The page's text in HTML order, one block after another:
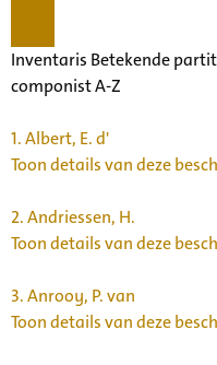
Inventaris Betekende
componist A-Z
1.Albert, E. d'
Toon details van deze
2.Andriessen, H.
Toon details van deze
3.Anrooy, P. van
Toon details van deze